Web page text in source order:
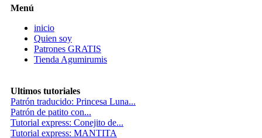
Menú
inicio
Quien soy
Patrones GRATIS
Tienda Agumirumis
Ultimos tutoriales
Patrón traducido: Princesa Luna...
Patrón de patito con...
Tutorial express: Conejito de...
Tutorial express: MANTITA